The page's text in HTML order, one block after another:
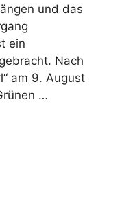
und das
ein
Nach
am 9. August
…